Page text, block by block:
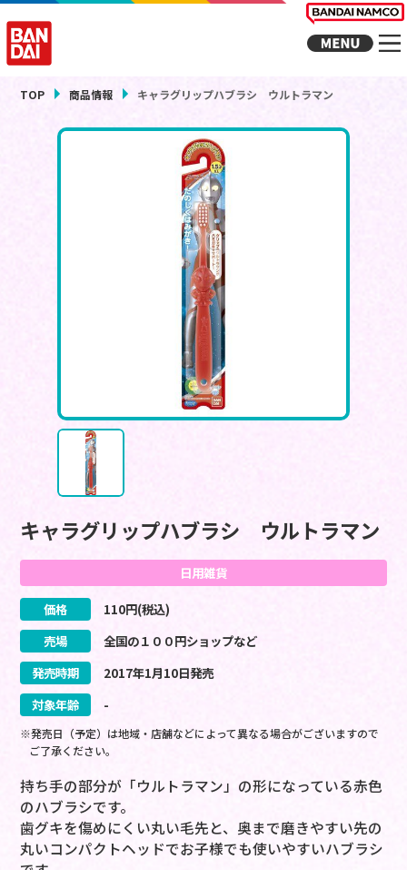
TOP 商品情報 キャラグリップハブラシ ウルトラマン
キャラグリップハブラシ ウルトラマン
日用雑貨
価格 110円(税込)
売場
全国の１００円ショップなど
発売時期
2017年1月10日発売
対象年齢
-
※発売日（予定）は地域・店舗などによって異なる場合がございますので
ご了承ください。
持ち手の部分が「ウルトラマン」の形になっている赤色
のハブラシです。
歯グキを傷めにくい丸い毛先と、奥まで磨きやすい先の
丸いコンパクトヘッドでお子様でも使いやすいハブラシ